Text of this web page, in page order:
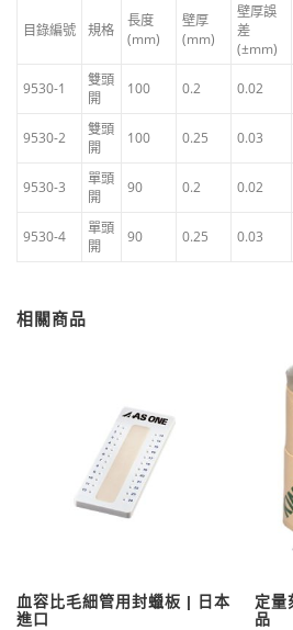
目錄編號 規格
長度
(mm)
壁厚
(mm)
壁厚誤
差
(±mm)
9530-1
雙頭
開
100 0.2 0.02
9530-2
雙頭
開
100 0.25 0.03
9530-3
單頭
開
90 0.2 0.02
9530-4
單頭
開
90 0.25 0.03
相關商品
血容比毛細管用封蠟板 | 日本
進口
定量
品